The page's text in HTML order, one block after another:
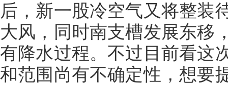
后，新一股冷空气又将整装
大风，同时南支槽发展东移
有降水过程。不过目前看这
和范围尚有不确定性，想要